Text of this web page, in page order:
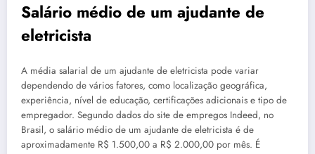
Salário médio de um ajudante de
eletricista
A média salarial de um ajudante de eletricista pode variar
dependendo de vários fatores, como localização geográfica,
experiência, nível de educação, certificações adicionais e tipo de
empregador. Segundo dados do site de empregos Indeed, no
Brasil, o salário médio de um ajudante de eletricista é de
aproximadamente R$ 1.500,00 a R$ 2.000,00 por mês. É